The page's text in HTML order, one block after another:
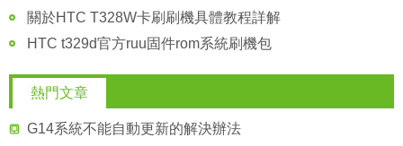
關於HTC T328W卡刷刷機具體教程詳解
HTC t329d官方ruu固件rom系統刷機包
熱門文章
G14系統不能自動更新的解決辦法